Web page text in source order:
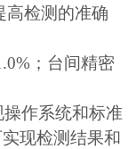
高检测的准确
；台间精密
操作系统和标准
现检测结果和